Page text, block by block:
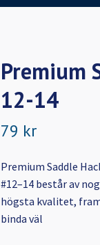
Premium
12-14
79 kr
Premium Saddle
#12–14 består av
högsta kvalitet,
binda väl